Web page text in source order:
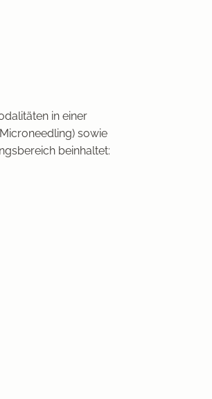
in einer
sowie
beinhaltet: